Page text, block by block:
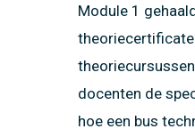
Module 1
docenten de
hoe een bus